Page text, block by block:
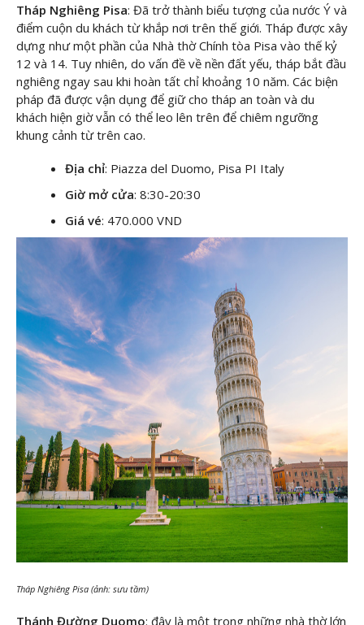
Tháp Nghiêng Pisa: Đã trở thành biểu tượng của nước Ý và
điểm cuộn du khách từ khắp nơi trên thế giới. Tháp được xây
dựng như một phần của Nhà thờ Chính tòa Pisa vào thế kỷ
12 và 14. Tuy nhiên, do vấn đề về nền đất yếu, tháp bắt đầu
nghiêng ngay sau khi hoàn tất chỉ khoảng 10 năm. Các biện
pháp đã được vận dụng để giữ cho tháp an toàn và du
khách hiện giờ vẫn có thể leo lên trên để chiêm ngưỡng
khung cảnh từ trên cao.
Địa chỉ: Piazza del Duomo, Pisa PI Italy
Giờ mở cửa: 8:30-20:30
Giá vé: 470.000 VND
Tháp Nghiêng Pisa (ảnh: sưu tầm)
Thánh Đường Duomo: đây là một trong những nhà thờ lớn